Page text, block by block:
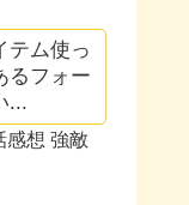
テム使っ
るフォー
...
感想 強敵